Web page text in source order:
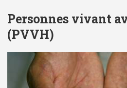
Personnes vivant
(PVVH)